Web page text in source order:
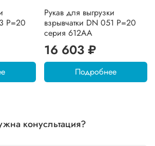
P=20
Рукав для выгрузки
взрывчатки DN 051 P=20
серия 612AA
16 603 ₽
Подробнее
конусльтация?